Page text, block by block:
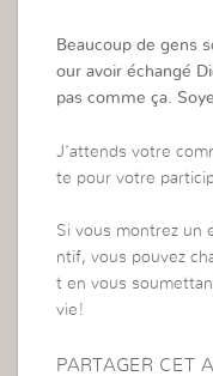
Beaucoup de gens
our avoir échangé
pas comme ça.
J’attends votre
te pour votre
Si vous montrez un
ntif, vous pouvez
t en vous
vie!
PARTAGER CET